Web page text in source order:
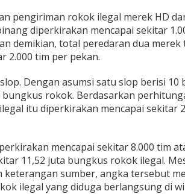
pengiriman rokok ilegal merek HD
diperkirakan mencapai sekitar
demikian, total peredaran dua
2.000 tim per pekan.
Dengan asumsi satu slop berisi 10
bungkus rokok. Berdasarkan
itu diperkirakan mencapai sekitar
mencapai sekitar 8.000 tim
11,52 juta bungkus rokok ilegal.
keterangan sumber, angka tersebut
ilegal yang diduga berlangsung di